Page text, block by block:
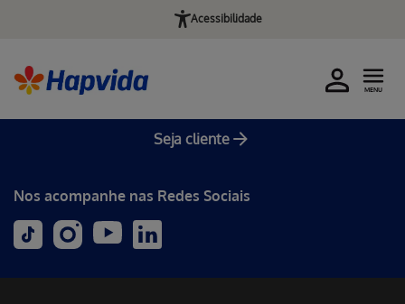
Acessibilidade
Seja cliente
MENU
Nos acompanhe nas Redes Sociais